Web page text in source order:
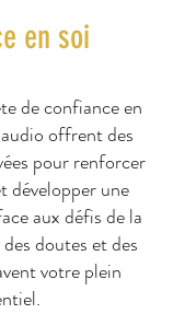
en soi
de confiance en
offrent des
pour renforcer
développer une
aux défis de la
doutes et des
votre plein